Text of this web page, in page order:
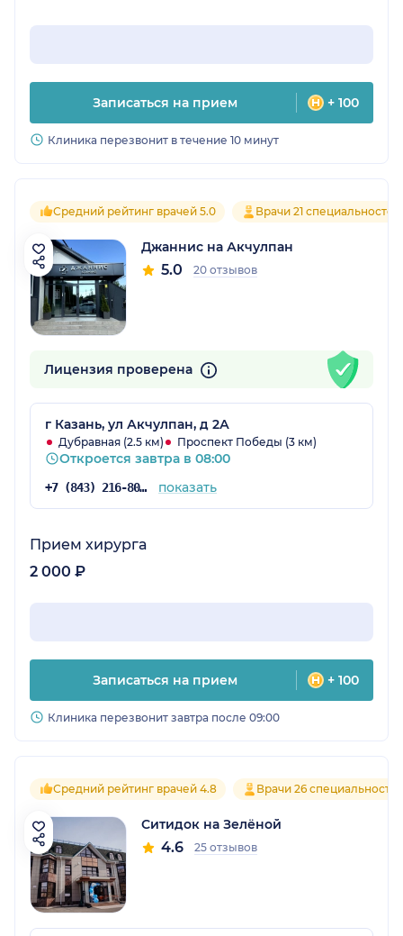
Записаться на прием + 100
Клиника перезвонит в течение 10 минут
Средний рейтинг врачей 5.0 Врачи 21 специальностей
Джаннис на Акчулпан
5.0 20 отзывов
Лицензия проверена
г Казань, ул Акчулпан, д 2А
Дубравная (2.5 км) Проспект Победы (3 км)
Откроется завтра в 08:00
+7 (843) 216-80-54 показать
Прием хирурга
2 000 ₽
Записаться на прием + 100
Клиника перезвонит завтра после 09:00
Средний рейтинг врачей 4.8 Врачи 26
Ситидок на Зелёной
4.6 25 отзывов